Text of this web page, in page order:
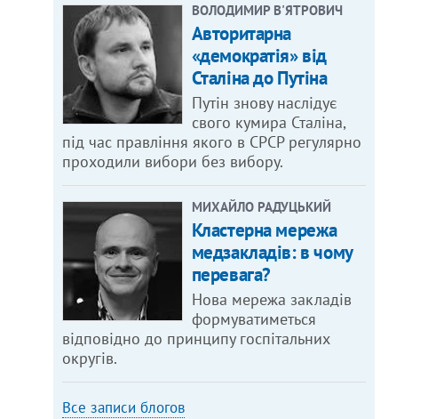
ВОЛОДИМИР В'ЯТРОВИЧ
Авторитарна
«демократія» від
Сталіна до Путіна
Путін знову наслідує
свого кумира Сталіна,
під час правління якого в СРСР регулярно
проходили вибори без вибору.
МИХАЙЛО РАДУЦЬКИЙ
Кластерна мережа
медзакладів: в чому
перевага?
Нова мережа закладів
формуватиметься
відповідно до принципу госпітальних
округів.
Все записи блогов